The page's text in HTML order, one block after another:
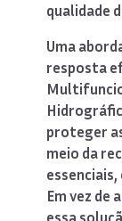
qualidade
Uma
resposta
proteger
meio da
Em vez de
essa